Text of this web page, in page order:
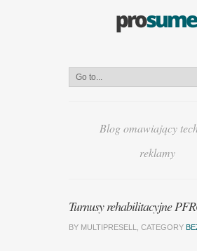
Blog omawiający
reklamy
Turnusy rehabilitacyjne
BY MULTIPRESELL, CATEGORY